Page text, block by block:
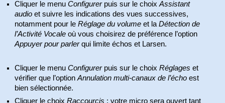
Cliquer le menuConfigurerpuis sur le choixAssistant
audio et suivre les indications des vues successives,
notamment pour leRéglage du volume et laDétection de
l’Activité Vocale où vous choisirez de préférence l’option
Appuyer pour parlerqui limite échos et Larsen.
Cliquer le menuConfigurerpuis sur le choixRéglages et
vérifier que l’optionAnnulation multi-canaux de l’écho est
bien sélectionnée.
Cliquer le choixRaccourcis ; votre micro sera ouvert tant